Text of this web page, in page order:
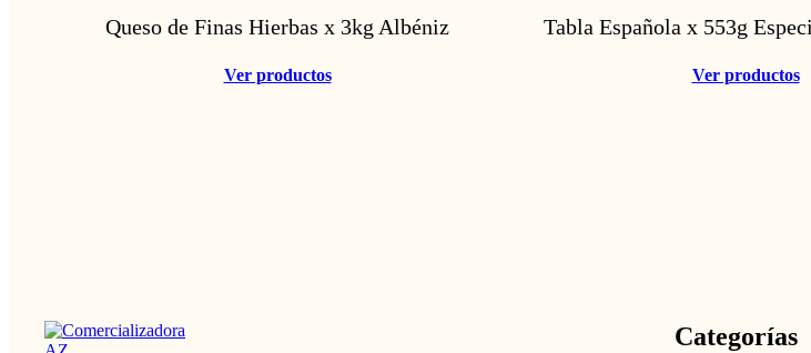
Queso de Finas Hierbas x 3kg Albéniz
Ver productos
Tabla Española x 553g
Ver productos
Categorías